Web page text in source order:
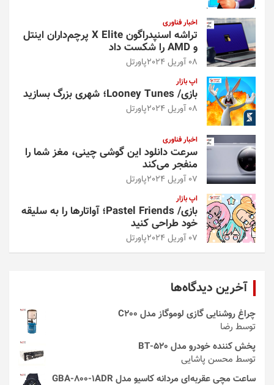
اخبار فناوری
تراشه اسنپدراگون X Elite پرچم‌داران اینتل
و AMD را شکست داد
08 آوریل 2024 پاورتل
اپ بازار
بازی/ Looney Tunes؛ شهری بزرگ بسازید
08 آوریل 2024 پاورتل
اخبار فناوری
سرعت دانلود این گوشی چینی، مغز شما را
منفجر می‌کند
07 آوریل 2024 پاورتل
اپ بازار
بازی/ Pastel Friends؛ آواتارها را به سلیقه
خود طراحی کنید
07 آوریل 2024 پاورتل
آخرین دیدگاه‌ها
چراغ روشنایی گازی لوموگاز مدل C200
توسط رضا
پخش کننده خودرو مدل 520-BT
توسط محسن پاشایی
ساعت مچی عقربه‌ای مردانه کاسیو مدل GBA-800-1ADR